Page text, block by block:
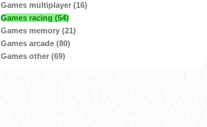
Games multiplayer (16)
Games racing (54)
Games memory (21)
Games arcade (80)
Games other (69)